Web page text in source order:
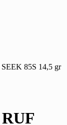
85S 14,5 gr